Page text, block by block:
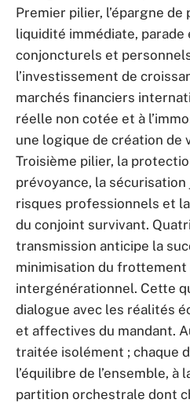
Premier pilier, l’épargne
liquidité immédiate,
conjoncturels et
l’investissement de
marchés financiers
réelle non cotée et à
une logique de création de
Troisième pilier, la
prévoyance, la
risques professionnels et
du conjoint survivant.
transmission anticipe la
minimisation du frottement
intergénérationnel. Cette
dialogue avec les réalités
et affectives du mandant.
traitée isolément ; chaque
l’équilibre de l’ensemble, à
partition orchestrale dont